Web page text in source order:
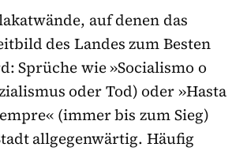
auf denen das
des Landes zum Besten
Sprüche wie »Socialismo o
oder Tod) oder »Hasta
(immer bis zum Sieg)
allgegenwärtig. Häufig